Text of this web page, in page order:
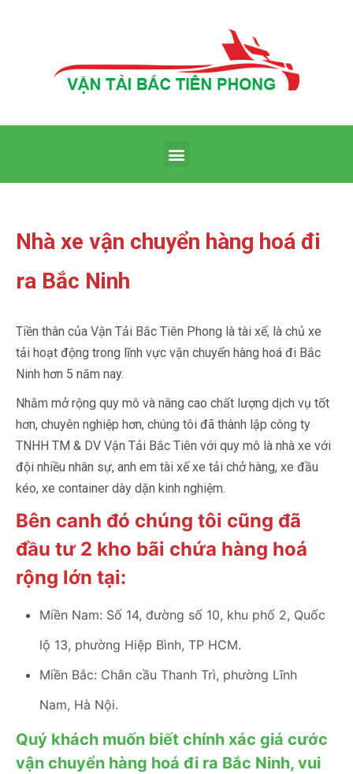
Nhà xe vận chuyển hàng hoá đi
ra Bắc Ninh
Tiền thân của Vận Tải Bắc Tiên Phong là tài xế, là chủ xe
tải hoạt động trong lĩnh vực vận chuyển hàng hoá đi Bắc
Ninh hơn 5 năm nay.
Nhằm mở rộng quy mô và nâng cao chất lượng dịch vụ tốt
hơn, chuyên nghiệp hơn, chúng tôi đã thành lập công ty
TNHH TM & DV Vận Tải Bắc Tiên với quy mô là nhà xe với
đội nhiều nhân sự, anh em tài xế xe tải chở hàng, xe đầu
kéo, xe container dày dặn kinh nghiệm.
Bên canh đó chúng tôi cũng đã
đầu tư 2 kho bãi chứa hàng hoá
rộng lớn tại:
Miền Nam: Số 14, đường số 10, khu phố 2, Quốc
lộ 13, phường Hiệp Bình, TP HCM.
Miền Bắc: Chân cầu Thanh Trì, phường Lĩnh
Nam, Hà Nội.
Quý khách muốn biết chính xác giá cước
vận chuyển hàng hoá đi ra Bắc Ninh, vui